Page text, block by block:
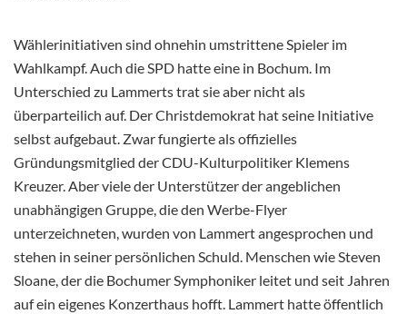
Wählerinitiativen sind ohnehin umstrittene Spieler im
Wahlkampf. Auch die SPD hatte eine in Bochum. Im
Unterschied zu Lammerts trat sie aber nicht als
überparteilich auf. Der Christdemokrat hat seine Initiative
selbst aufgebaut. Zwar fungierte als offizielles
Gründungsmitglied der CDU-Kulturpolitiker Klemens
Kreuzer. Aber viele der Unterstützer der angeblichen
unabhängigen Gruppe, die den Werbe-Flyer
unterzeichneten, wurden von Lammert angesprochen und
stehen in seiner persönlichen Schuld. Menschen wie Steven
Sloane, der die Bochumer Symphoniker leitet und seit Jahren
auf ein eigenes Konzerthaus hofft. Lammert hatte öffentlich